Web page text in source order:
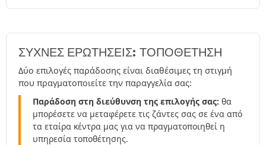
ΣΥΧΝΈΣ ΕΡΩΤΉΣΕΙΣ: ΤΟΠΟΘΕΤΗΣΗ
Δύο επιλογές παράδοσης είναι διαθέσιμες τη στιγμή
που πραγματοποιείτε την παραγγελία σας:
Παράδοση στη διεύθυνση της επιλογής σας: θα
μπορέσετε να μεταφέρετε τις ζάντες σας σε ένα από
τα εταίρα κέντρα μας για να πραγματοποιηθεί η
υπηρεσία τοποθέτησης.